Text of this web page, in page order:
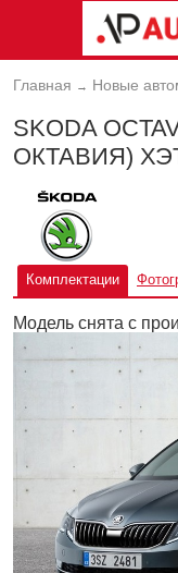
Главная → Новые
SKODA
ОКТАВИЯ)
Комплектации
Модель снята с